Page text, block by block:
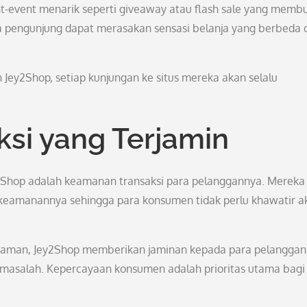
event menarik seperti giveaway atau flash sale yang
dapat merasakan sensasi belanja yang berbeda
setiap kunjungan ke situs mereka akan selalu
yang Terjamin
adalah keamanan transaksi para pelanggannya. Mereka
sehingga para konsumen tidak perlu khawatir
Jey2Shop memberikan jaminan kepada para
Kepercayaan konsumen adalah prioritas utama bagi